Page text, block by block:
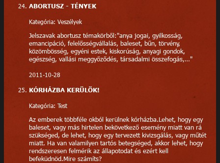
ABORTUSZ - TÉNYEK
Kategória: Veszélyek
Jelszavak abortusz témakörből:"anya jogai, gyilkosság,
emancipáció, felelősségvállalás, baleset, bűn, törvény,
közömbösség, egyéni estek, kiskorúság, anyagi gondok,
egészség, vallási meggyőződés, társadalmi összefogás,…"
2011-10-28
KÓRHÁZBA KERÜLÖK!
Kategória: Test
Az emberek többféle okból kerülnek kórházba.Lehet, hogy egy
baleset, vagy más hirtelen bekövetkező esemény miatt van rá
szükséged, de lehet, hogy egy tervezett kivizsgálás, vagy műtét
miatt. Ha van valamilyen tartós betegséged, akkor lehet, hogy
rendszeresen felmérik az állapotodat és ezért kell
befeküdnöd.Mire számíts?